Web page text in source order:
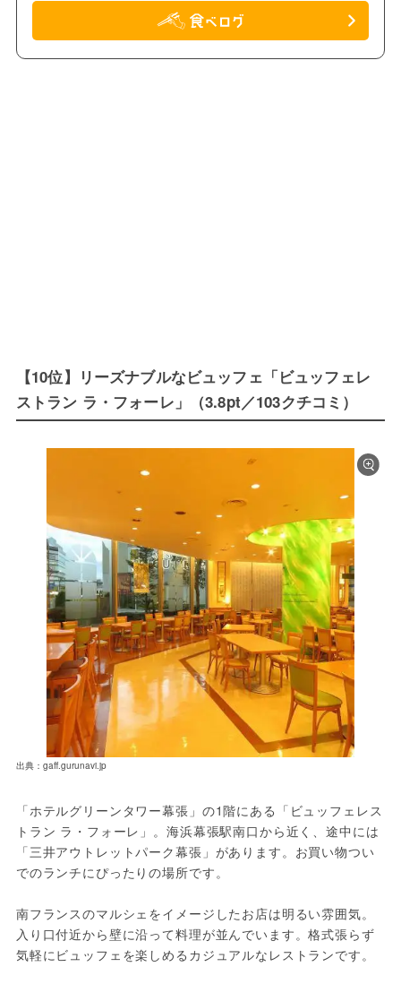
【10位】リーズナブルなビュッフェ「ビュッフェレ
ストラン ラ・フォーレ」（3.8pt／103クチコミ）
出典：gaff.gurunavi.jp
「ホテルグリーンタワー幕張」の1階にある「ビュッフェレス
トラン ラ・フォーレ」。海浜幕張駅南口から近く、途中には
「三井アウトレットパーク幕張」があります。お買い物つい
でのランチにぴったりの場所です。
南フランスのマルシェをイメージしたお店は明るい雰囲気。
入り口付近から壁に沿って料理が並んでいます。格式張らず
気軽にビュッフェを楽しめるカジュアルなレストランです。